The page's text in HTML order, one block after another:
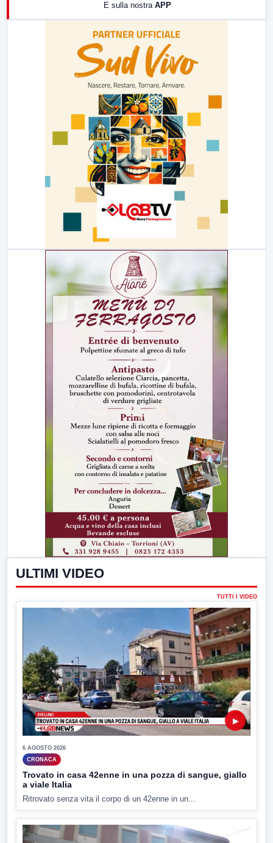
E sulla nostra APP
ULTIMI VIDEO
TUTTI I VIDEO
▶
6 AGOSTO 2026
CRONACA
Trovato in casa 42enne in una pozza di sangue, giallo
a viale Italia
Ritrovato senza vita il corpo di un 42enne in un...